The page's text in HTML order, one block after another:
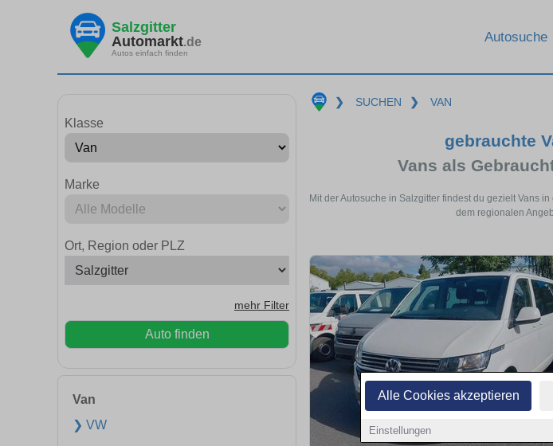
Alle Cookies akzeptieren
Einstellungen
Salzgitter
Automarkt.de
Autos einfach finden
Autosuche
Klasse
Marke
Ort, Region oder PLZ
mehr Filter
Auto finden
Van
❯ VW
❯ SUCHEN ❯ VAN
gebrauchte
Vans als
Mit der Autosuche in Salzgitter findest du gezielt Vans
dem regionalen